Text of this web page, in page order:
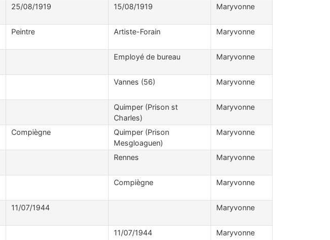
25/08/1919 15/08/1919 Maryvonne
Peintre Artiste-Forain Maryvonne
Employé de bureau Maryvonne
Vannes (56) Maryvonne
Quimper (Prison st
Charles)
Maryvonne
Compiègne
Quimper (Prison
Mesgloaguen)
Maryvonne
Rennes Maryvonne
Compiègne Maryvonne
11/07/1944 Maryvonne
11/07/1944 Maryvonne